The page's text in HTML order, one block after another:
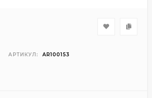
АРТИКУЛ: AR100153